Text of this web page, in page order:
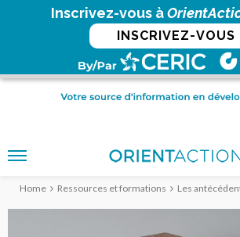
Inscrivez-vous à
INSCRIVEZ-VOUS
Home Ressources et formations Les antécédents judiciaires, ou le